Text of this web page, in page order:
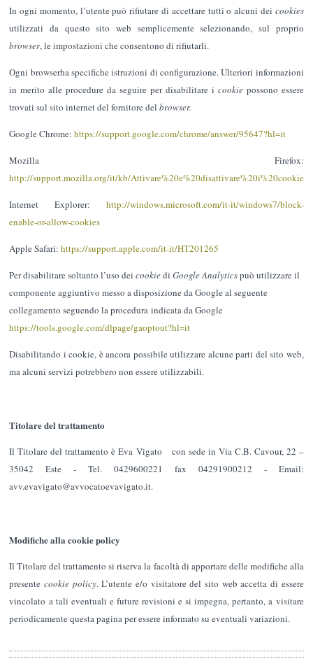
In ogni momento, l’utente può rifiutare di accettare tutti o alcuni dei cookies
utilizzati da questo sito web semplicemente selezionando, sul proprio
browser, le impostazioni che consentono di rifiutarli.
Ogni browserha specifiche istruzioni di configurazione. Ulteriori informazioni
in merito alle procedure da seguire per disabilitare i cookie possono essere
trovati sul sito internet del fornitore delbrowser.
Google Chrome:https://support.google.com/chrome/answer/95647?hl=it
Mozilla Firefox:
http://support.mozilla.org/it/kb/Attivare%20e%20disattivare%20i%20cookie
Internet Explorer: http://windows.microsoft.com/it-it/windows7/block-
enable-or-allow-cookies
Apple Safari:https://support.apple.com/it-it/HT201265
Per disabilitare soltanto l’uso deicookiediGoogle Analyticspuò utilizzare il
componente aggiuntivo messo a disposizione da Google al seguente
collegamento seguendo la procedura indicata da Google
https://tools.google.com/dlpage/gaoptout?hl=it
Disabilitando i cookie, è ancora possibile utilizzare alcune parti del sito web,
ma alcuni servizi potrebbero non essere utilizzabili.
Titolare del trattamento
Il Titolare del trattamento è Eva Vigato con sede in Via C.B. Cavour, 22 –
35042 Este - Tel. 0429600221 fax 04291900212 - Email:
avv.evavigato@avvocatoevavigato.it.
Modifiche alla cookie policy
Il Titolare del trattamento si riserva la facoltà di apportare delle modifiche alla
presentecookie policy. L’utente e/o visitatore del sito web accetta di essere
vincolato a tali eventuali e future revisioni e si impegna, pertanto, a visitare
periodicamente questa pagina per essere informato su eventuali variazioni.